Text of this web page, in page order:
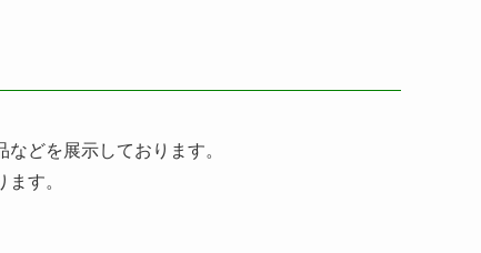
どを展示しております。
す。